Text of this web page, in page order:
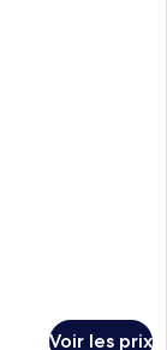
Voir les prix